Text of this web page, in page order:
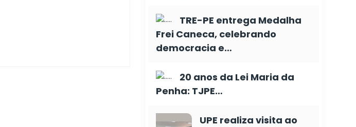
TRE-PE entrega Medalha
Frei Caneca, celebrando
democracia e…
20 anos da Lei Maria da
Penha: TJPE…
UPE realiza visita ao